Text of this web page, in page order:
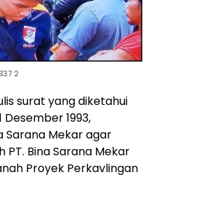
2
surat yang diketahui
1993,
Sarana Mekar agar
Bina Sarana Mekar
Proyek Perkavlingan